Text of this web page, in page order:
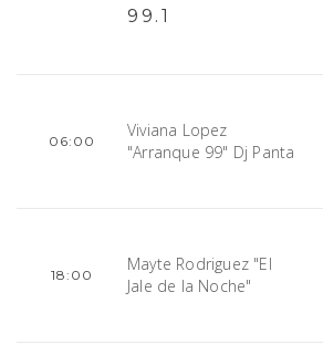
99.1
06:00
Viviana Lopez
"Arranque 99" Dj Panta
18:00
Mayte Rodriguez "El
Jale de la Noche"